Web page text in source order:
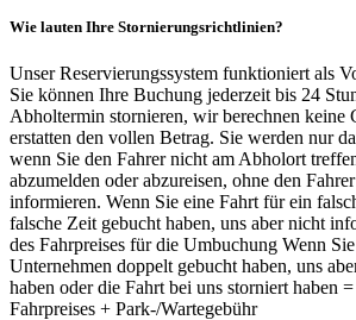
Wie lauten Ihre Stornierungsrichtlinien?
Unser Reservierungssystem funktioniert als
Sie können Ihre Buchung jederzeit bis 24
Abholtermin stornieren, wir berechnen keine
erstatten den vollen Betrag. Sie werden nur
wenn Sie den Fahrer nicht am Abholort
abzumelden oder abzureisen, ohne den
informieren. Wenn Sie eine Fahrt für ein
falsche Zeit gebucht haben, uns aber nicht
des Fahrpreises für die Umbuchung Wenn
Unternehmen doppelt gebucht haben, uns
haben oder die Fahrt bei uns storniert haben
Fahrpreises + Park-/Wartegebühr